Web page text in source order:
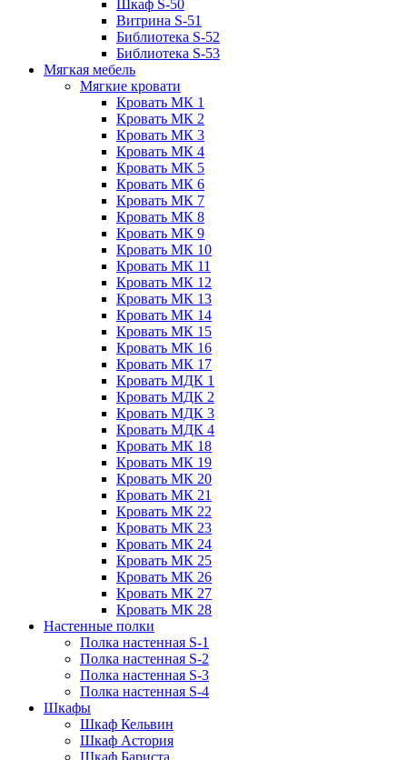
Шкаф S-50
Витрина S-51
Библиотека S-52
Библиотека S-53
Мягкая мебель
Мягкие кровати
Кровать МК 1
Кровать МК 2
Кровать МК 3
Кровать МК 4
Кровать МК 5
Кровать МК 6
Кровать МК 7
Кровать МК 8
Кровать МК 9
Кровать МК 10
Кровать МК 11
Кровать МК 12
Кровать МК 13
Кровать МК 14
Кровать МК 15
Кровать МК 16
Кровать МК 17
Кровать МДК 1
Кровать МДК 2
Кровать МДК 3
Кровать МДК 4
Кровать МК 18
Кровать МК 19
Кровать МК 20
Кровать МК 21
Кровать МК 22
Кровать МК 23
Кровать МК 24
Кровать МК 25
Кровать МК 26
Кровать МК 27
Кровать МК 28
Настенные полки
Полка настенная S-1
Полка настенная S-2
Полка настенная S-3
Полка настенная S-4
Шкафы
Шкаф Кельвин
Шкаф Астория
Шкаф Бариста